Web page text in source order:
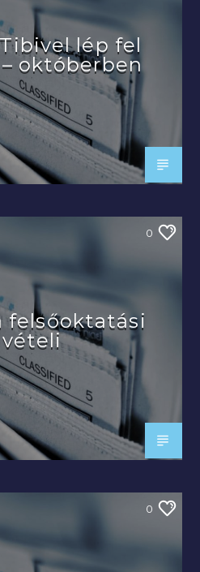
lép fel
októberben
0
felsőoktatási
0